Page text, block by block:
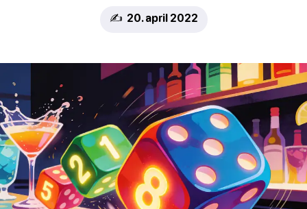
✍️ 20. april 2022